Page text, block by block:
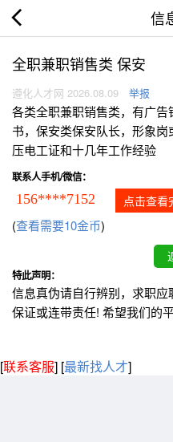
信
全职兼职销售类 保安
遵化人才网 2026.08.09 举报
各类全职兼职销售类，有广
书，保安类保安队长，形象
压电工证和十几年工作经验
联系人手机/微信：
156****7152 点击查看
(查看需要10金币)
特此声明：
信息真伪请自行辨别，求职
保证或连带责任! 希望我们的
[联系客服] [最新找人才]